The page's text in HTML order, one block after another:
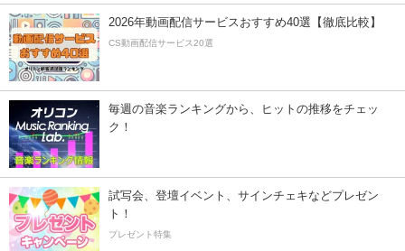
2026年動画配信サービスおすすめ40選【徹底比較】
CS動画配信サービス20選
毎週の音楽ランキングから、ヒットの推移をチェッ
ク！
試写会、登壇イベント、サインチェキなどプレゼン
ト！
プレゼント特集